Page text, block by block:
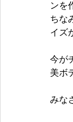
ンを
ちな
イズ
今が
美ボ
みな